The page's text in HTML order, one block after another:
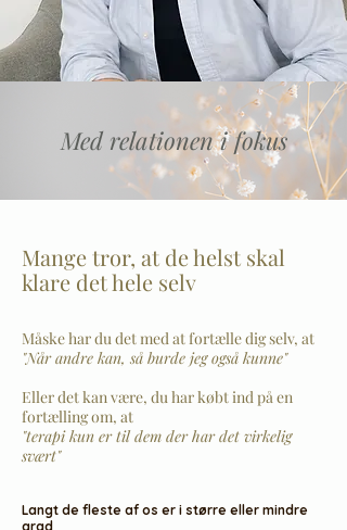
Med relationen i fokus
Mange tror, at de helst skal
klare det hele selv
Måske har du det med at fortælle dig selv, at
"Når andre kan, så burde jeg også kunne"
Eller det kan være, du har købt ind på en
fortælling om, at
"terapi kun er til dem der har det virkelig
svært"
Langt de fleste af os er i større eller mindre
grad